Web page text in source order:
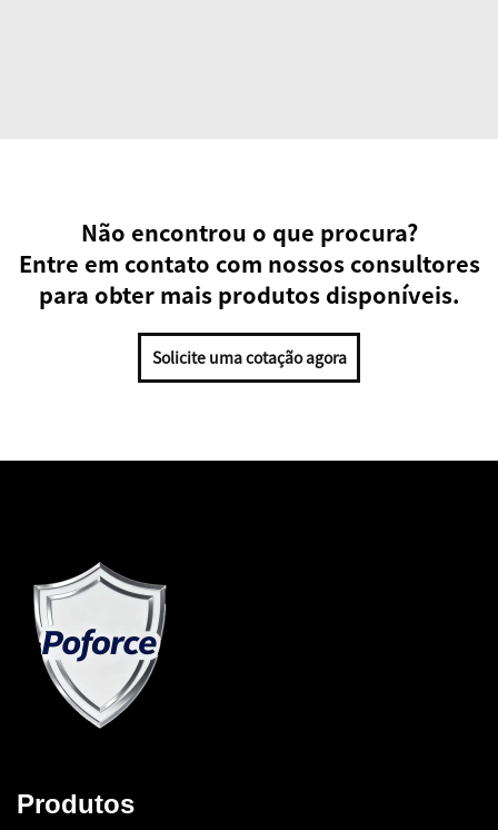
Não encontrou o que procura?
Entre em contato com nossos consultores
para obter mais produtos disponíveis.
Solicite uma cotação agora
Produtos